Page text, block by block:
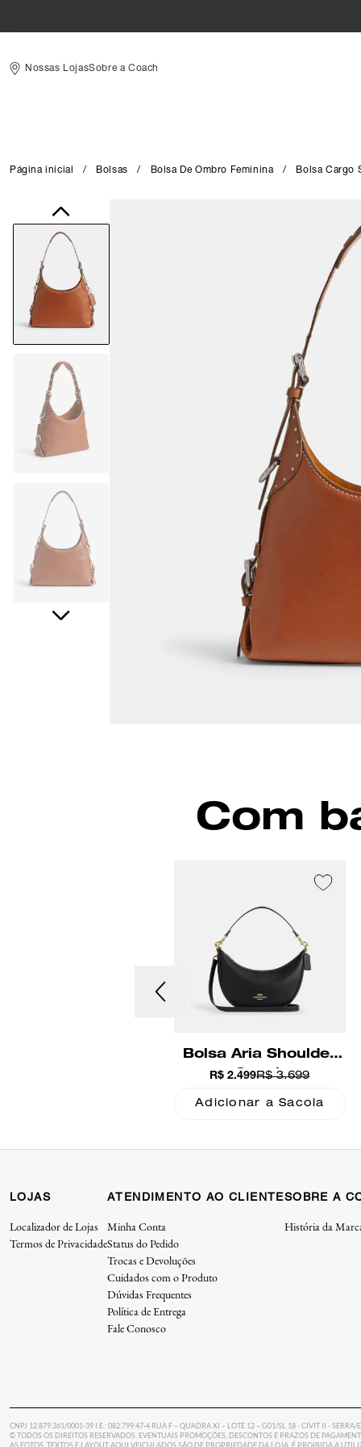
Nossas LojasSobre a Coach
Página inicial / Bolsas / Bolsa De Ombro Feminina / Bolsa Cargo
Com
Bolsa Aria Shoulder
Coach
R$ 3.699
R$ 2.499
Adicionar a Sacola
LOJAS
Localizador de Lojas
Termos de Privacidade
ATENDIMENTO AO CLIENTE
Minha Conta
Status do Pedido
Trocas e Devoluções
Cuidados com o Produto
Dúvidas Frequentes
Política de Entrega
Fale Conosco
SOBRE A
História da
CNPJ 12.879.361/0001-39 I.E.: 082.799.47-4 RUA F – QUADRA XI – LOTE 12 – G01/SL 18 - CIVIT II - SERRA/
© TODOS OS DIREITOS RESERVADOS. EVENTUAIS PROMOÇÕES, DESCONTOS E PRAZOS DE
AS FOTOS, TEXTOS E LAYOUT AQUI VEICULADOS SÃO DE PROPRIEDADE DA LOJA. É PROIBIDA A